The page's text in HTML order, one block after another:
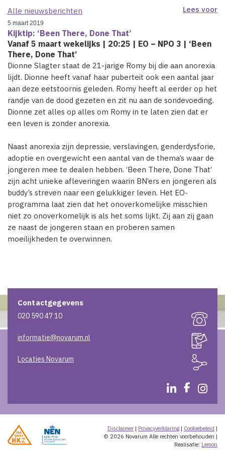
Lees voor
Alle nieuwsberichten
5 maart 2019
Kijktip: ‘Been There, Done That’
Vanaf 5 maart wekelijks | 20:25 | EO – NPO 3 | ‘Been
There, Done That’
Dionne Slagter staat de 21-jarige Romy bij die aan anorexia
lijdt. Dionne heeft vanaf haar puberteit ook een aantal jaar
aan deze eetstoornis geleden. Romy heeft al eerder op het
randje van de dood gezeten en zit nu aan de sondevoeding.
Dionne zet alles op alles om Romy in te laten zien dat er
een leven is zonder anorexia.
Naast anorexia zijn depressie, verslavingen, genderdysforie,
adoptie en overgewicht een aantal van de thema’s waar de
jongeren mee te dealen hebben. ‘Been There, Done That’
zijn acht unieke afleveringen waarin BN’ers en jongeren als
buddy’s streven naar een gelukkiger leven. Het EO-
programma laat zien dat het onoverkomelijke misschien
niet zo onoverkomelijk is als het soms lijkt. Zij aan zij gaan
ze naast de jongeren staan en proberen samen
moeilijkheden te overwinnen.
Contactgegevens
020 590 47 10
informatie@novarum.nl
Locaties Novarum
Disclaimer | Privacyverklaring | Cookiebeleid |
© 2026 Novarum Alle rechten voorbehouden |
Realisatie: Lemon